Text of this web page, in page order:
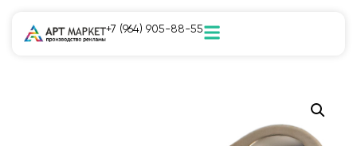
+7 (964) 905-88-55